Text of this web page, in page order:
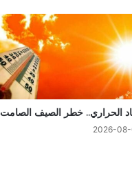
الحراري.. خطر الصيف الصامت
2026-